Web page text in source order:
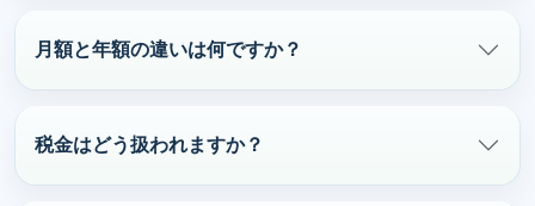
月額と年額の違いは何ですか？
税金はどう扱われますか？